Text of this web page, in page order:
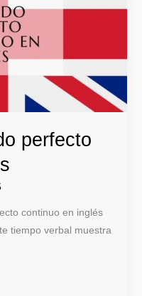
perfecto
continuo en inglés
tiempo verbal muestra